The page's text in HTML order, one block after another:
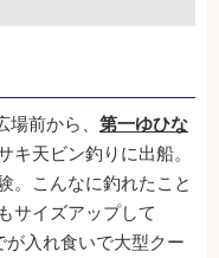
前から、 第一ゆひな
キ天ビン釣りに出船。
。こんなに釣れたこと
サイズアップして
入れ食いで大型クー